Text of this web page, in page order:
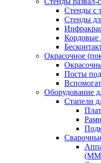
Стенды с
Стенды
Кордовые
Окрасочное
Посты
Оборудование
Стапели